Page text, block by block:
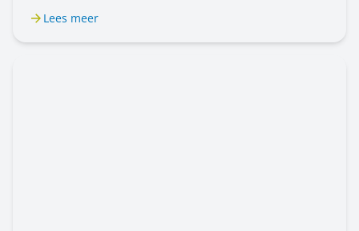
nog steeds met Rijnhart Wonen. Alleen de stem is
Lees meer